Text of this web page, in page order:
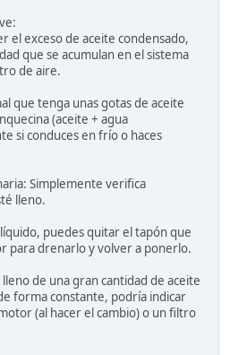
el exceso de aceite condensado,
que se acumulan en el sistema
de aire.
que tenga unas gotas de aceite
(aceite + agua
si conduces en frío o haces
Simplemente verifica
lleno.
puedes quitar el tapón que
para drenarlo y volver a ponerlo.
de una gran cantidad de aceite
forma constante, podría indicar
(al hacer el cambio) o un filtro